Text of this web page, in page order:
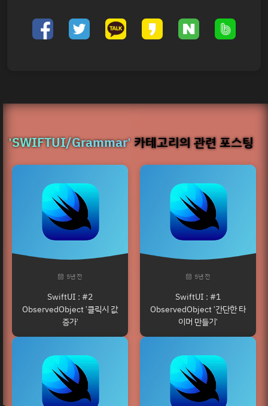
'SWIFTUI/Grammar'카테고리의 관련 포스팅
5년 전
SwiftUI : #2
ObservedObject '클릭시 값
증가'
5년 전
SwiftUI : #1
ObservedObject '간단한 타
이머 만들기'